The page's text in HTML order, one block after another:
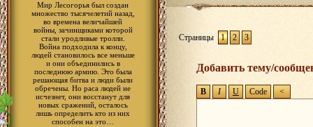
Мир Лесогорья был создан
множество тысячелетий назад,
во времена величайшей
войны, зачинщиками которой
стали уродливые тролли.
Война подходила к концу,
людей становилось все меньше
и они объединились в
последнюю армию. Это была
решающая битва и люди были
обречены. Но раса людей не
исчезнет, они восстанут для
новых сражений, осталось
лишь определить кто из них
способен на это…
Страницы 1 2 3
Добавить тему/